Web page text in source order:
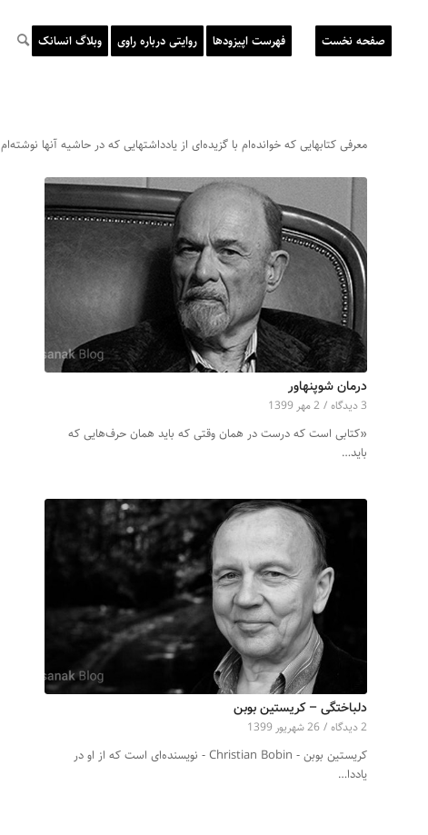
صفحه نخست فهرست اپیزودها روایتی درباره راوی وبلاگ انسانک
معرفی کتابهایی که خوانده‌ام با گزیده‌ای از یادداشتهایی که در حاشیه آنها نوشته‌ام
درمان شوپنهاور
3 دیدگاه‌ / 2 مهر 1399
«کتابی است که درست در همان وقتی که باید همان حرف‌هایی که
باید…
دلباختگی – کریستین بوبن
2 دیدگاه‌ / 26 شهریور 1399
کریستین بوبن - Christian Bobin - نویسنده‌ای است که از او در
یاددا…